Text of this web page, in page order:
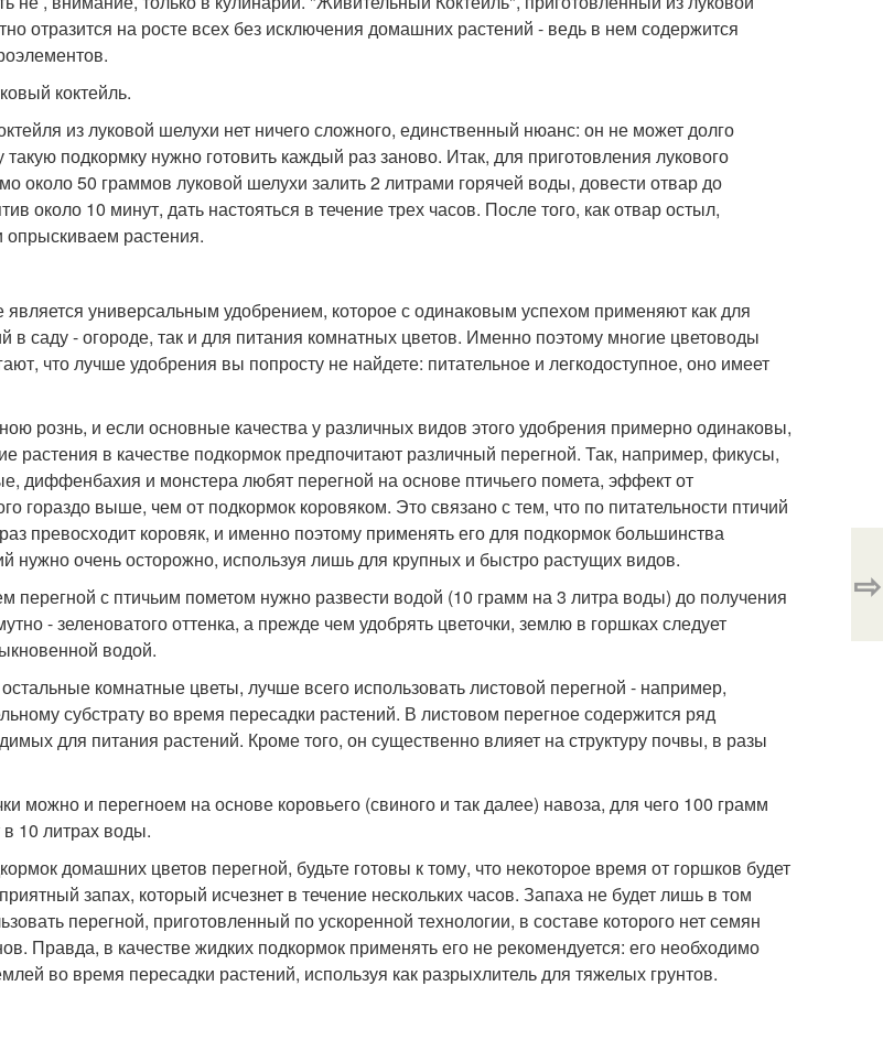
отразится на росте всех без исключения домашних растений - ведь в нем содержится
коктейль.
из луковой шелухи нет ничего сложного, единственный нюанс: он не может долго
такую подкормку нужно готовить каждый раз заново. Итак, для приготовления лукового
около 50 граммов луковой шелухи залить 2 литрами горячей воды, довести отвар до
около 10 минут, дать настояться в течение трех часов. После того, как отвар остыл,
растения.
является универсальным удобрением, которое с одинаковым успехом применяют как для
в саду - огороде, так и для питания комнатных цветов. Именно поэтому многие цветоводы
что лучше удобрения вы попросту не найдете: питательное и легкодоступное, оно имеет
рознь, и если основные качества у различных видов этого удобрения примерно одинаковы,
растения в качестве подкормок предпочитают различный перегной. Так, например, фикусы,
диффенбахия и монстера любят перегной на основе птичьего помета, эффект от
гораздо выше, чем от подкормок коровяком. Это связано с тем, что по питательности птичий
превосходит коровяк, и именно поэтому применять его для подкормок большинства
нужно очень осторожно, используя лишь для крупных и быстро растущих видов.
перегной с птичьим пометом нужно развести водой (10 грамм на 3 литра воды) до получения
- зеленоватого оттенка, а прежде чем удобрять цветочки, землю в горшках следует
водой.
комнатные цветы, лучше всего использовать листовой перегной - например,
субстрату во время пересадки растений. В листовом перегное содержится ряд
для питания растений. Кроме того, он существенно влияет на структуру почвы, в разы
можно и перегноем на основе коровьего (свиного и так далее) навоза, для чего 100 грамм
10 литрах воды.
домашних цветов перегной, будьте готовы к тому, что некоторое время от горшков будет
запах, который исчезнет в течение нескольких часов. Запаха не будет лишь в том
перегной, приготовленный по ускоренной технологии, в составе которого нет семян
Правда, в качестве жидких подкормок применять его не рекомендуется: его необходимо
во время пересадки растений, используя как разрыхлитель для тяжелых грунтов.
⇨